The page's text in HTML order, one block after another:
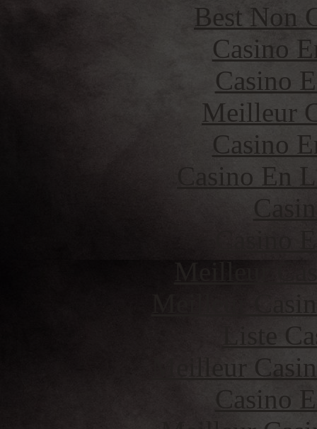
Best Non
Casino
Casino
Meilleur
Casino
Casino En
Liste
Meilleur
Casino